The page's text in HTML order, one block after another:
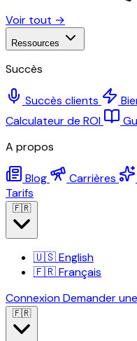
Voir tout →
Ressources
Succès
Succès clients
Calculateur de ROI
A propos
Blog Carrières
Tarifs
🇫🇷
🇺🇸English
🇫🇷Français
ConnexionDemander
🇫🇷